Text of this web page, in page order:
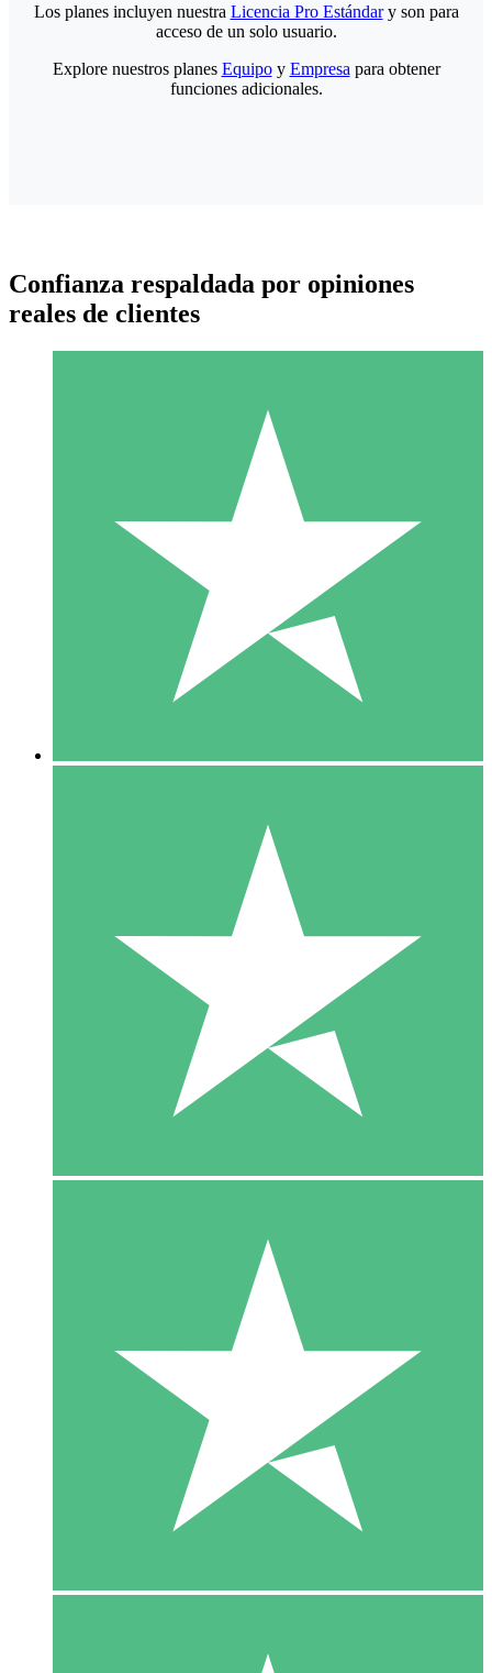
Paquetes de Créditos Individuales
Paga según el uso con créditos de descarga. Sin compromiso
10 00
10 Descargas
20 00
Los planes incluyen nuestra Licencia Pro Estándary son para
acceso de un solo usuario.
Explore nuestros planes Equipoy Empresa para obtener
funciones adicionales.
Confianza respaldada por opiniones
reales de clientes